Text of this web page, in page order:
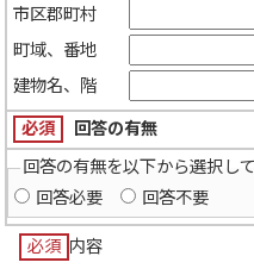
市区郡町村
町域、番地
建物名、階
必須
回答の有無
回答の有無を以下から選択し
回答必要
回答不要
必須 内容